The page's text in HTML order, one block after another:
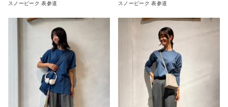
スノーピーク 表参道
スノーピーク 表参道